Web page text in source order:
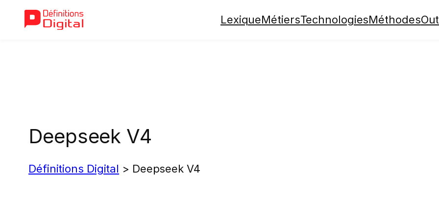
LexiqueMétiersTechnologiesMéthodes
Deepseek V4
Définitions Digital > Deepseek V4